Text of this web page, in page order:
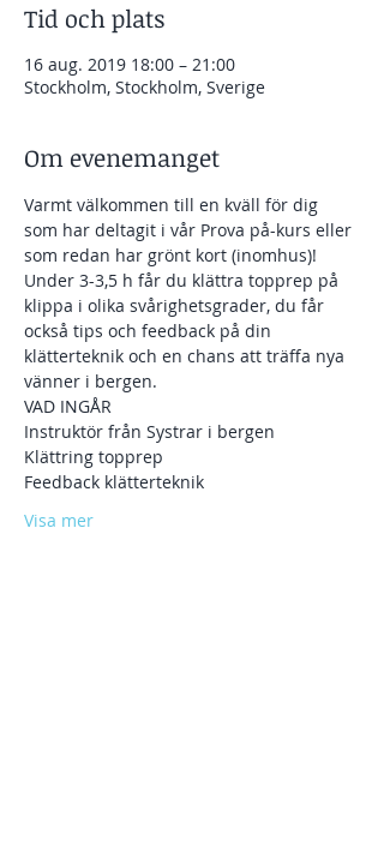
Tid och plats
16 aug. 2019 18:00 – 21:00
Stockholm, Stockholm, Sverige
Om evenemanget
Varmt välkommen till en kväll för dig
som har deltagit i vår Prova på-kurs eller
som redan har grönt kort (inomhus)!
Under 3-3,5 h får du klättra topprep på
klippa i olika svårighetsgrader, du får
också tips och feedback på din
klätterteknik och en chans att träffa nya
vänner i bergen.
VAD INGÅR
Instruktör från Systrar i bergen
Klättring topprep
Feedback klätterteknik
Visa mer